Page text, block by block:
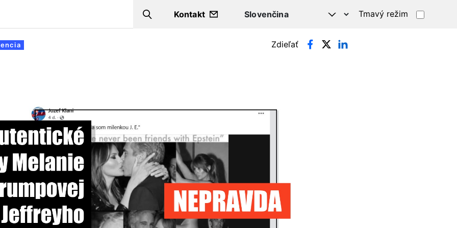
Search
Kontakt Tmavý režim
Zdieľať